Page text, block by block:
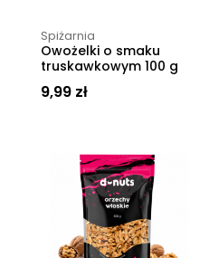
Spiżarnia
Owożelki o smaku
truskawkowym 100 g
9,99 zł